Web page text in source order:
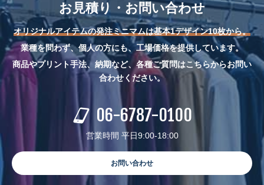
お見積り・お問い合わせ
オリジナルアイテムの発注ミニマムは基本1デザイン10枚から。
業種を問わず、個人の方にも、工場価格を提供しています。
商品やプリント手法、納期など、各種ご質問はこちらからお問い
合わせください。
06-6787-0100
営業時間 平日9:00-18:00
お問い合わせ